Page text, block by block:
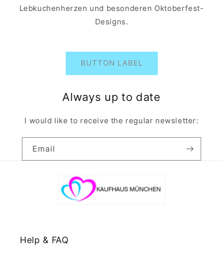
Lebkuchenherzen und besonderen Oktoberfest-
Designs.
BUTTON LABEL
Always up to date
I would like to receive the regular newsletter:
Email
Help & FAQ